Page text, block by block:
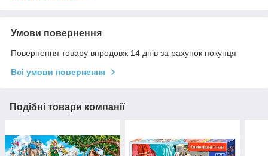
Умови повернення
Повернення товару впродовж 14 днів за рахунок покупця
Всі умови повернення
Подібні товари компанії